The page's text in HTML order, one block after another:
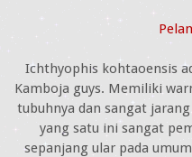
Ichthyophis kohtaoensis
Kamboja guys. Memiliki
tubuhnya dan sangat
yang satu ini sangat
sepanjang ular pada